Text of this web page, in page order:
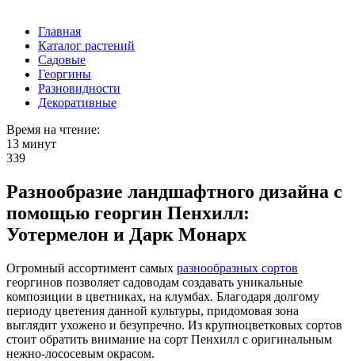
Главная
Каталог растений
Садовые
Георгины
Разновидности
Декоративные
Время на чтение:
13 минут
339
Разнообразие ландшафтного дизайна с
помощью георгин Пенхилл:
Уотермелон и Дарк Монарх
Огромный ассортимент самых разнообразных сортов
георгинов позволяет садоводам создавать уникальные
композиции в цветниках, на клумбах. Благодаря долгому
периоду цветения данной культуры, придомовая зона
выглядит ухожено и безупречно. Из крупноцветковых сортов
стоит обратить внимание на сорт Пенхилл с оригинальным
нежно-лососевым окрасом.